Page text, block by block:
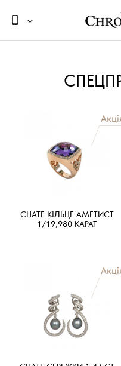
CHATE КІЛЬЦЕ АМЕТИСТ
1/19,980 КАРАТ